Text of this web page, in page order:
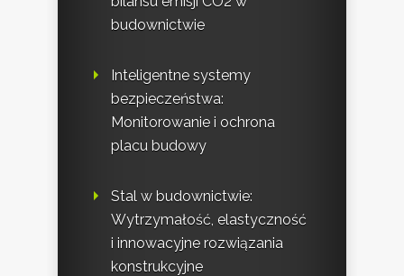
budownictwie
Inteligentne systemy
bezpieczeństwa:
Monitorowanie i ochrona
placu budowy
Stal w budownictwie:
Wytrzymałość, elastyczność
i innowacyjne rozwiązania
konstrukcyjne